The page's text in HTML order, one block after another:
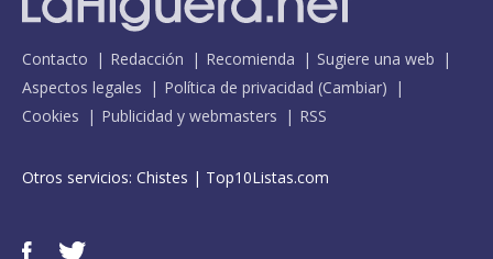
Contacto Redacción Recomienda
Sugiere una web
Aspectos legales
Política de privacidad (Cambiar)
Cookies
Publicidad y webmasters RSS
Otros servicios: Chistes | Top10Listas.com